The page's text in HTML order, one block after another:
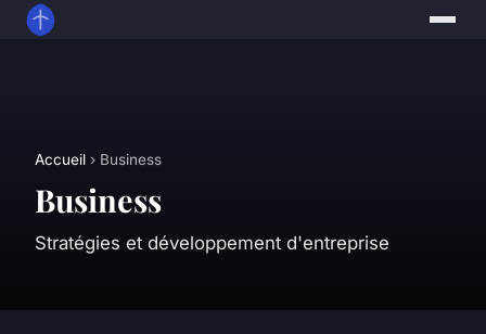
Accueil › Business
Business
Stratégies et développement d'entreprise